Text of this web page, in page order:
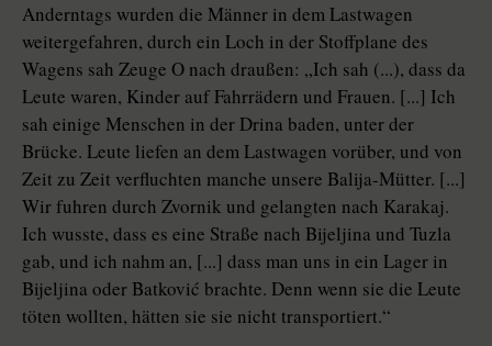
Anderntags wurden die Männer in dem Lastwagen
weitergefahren, durch ein Loch in der Stoffplane des
Wagens sah Zeuge O nach draußen: „Ich sah (...), dass da
Leute waren, Kinder auf Fahrrädern und Frauen. [...] Ich
sah einige Menschen in der Drina baden, unter der
Brücke. Leute liefen an dem Lastwagen vorüber, und von
Zeit zu Zeit verfluchten manche unsere Balija-Mütter. [...]
Wir fuhren durch Zvornik und gelangten nach Karakaj.
Ich wusste, dass es eine Straße nach Bijeljina und Tuzla
gab, und ich nahm an, [...] dass man uns in ein Lager in
Bijeljina oder Batković brachte. Denn wenn sie die Leute
töten wollten, hätten sie sie nicht transportiert.“